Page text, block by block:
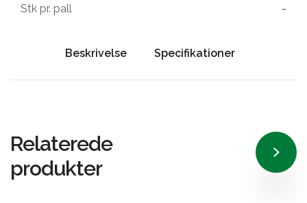
Stk pr. pall -
Beskrivelse Specifikationer
Relaterede
produkter